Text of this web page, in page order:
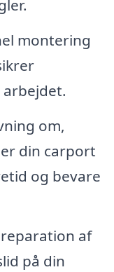
montering
om,
din carport
og bevare
af
på din